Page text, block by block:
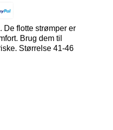
flotte strømper er
Brug dem til
Størrelse 41-46